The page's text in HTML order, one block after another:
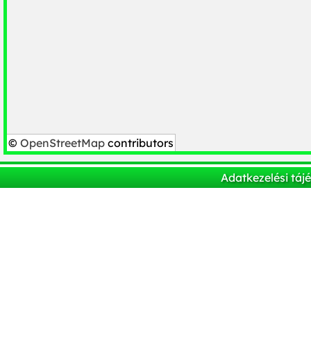
© OpenStreetMap contributors
Adatkezelési